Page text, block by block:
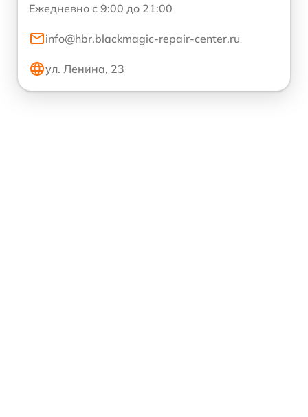
Ежедневно с 9:00 до 21:00
info@hbr.blackmagic-repair-center.ru
ул. Ленина, 23